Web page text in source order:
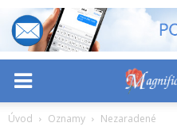
Úvod Oznamy Nezaradené